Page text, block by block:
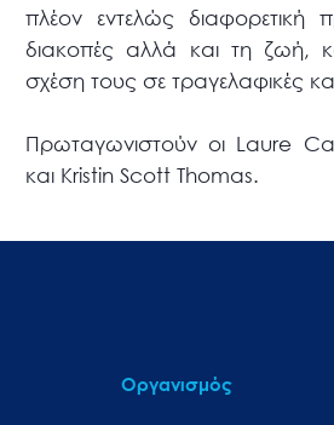
πλέον εντελώς διαφορετική
διακοπές αλλά και τη ζωή,
σχέση τους σε τραγελαφικές
Πρωταγωνιστούν οι Laure
και Kristin Scott Thomas.
Οργανισμός